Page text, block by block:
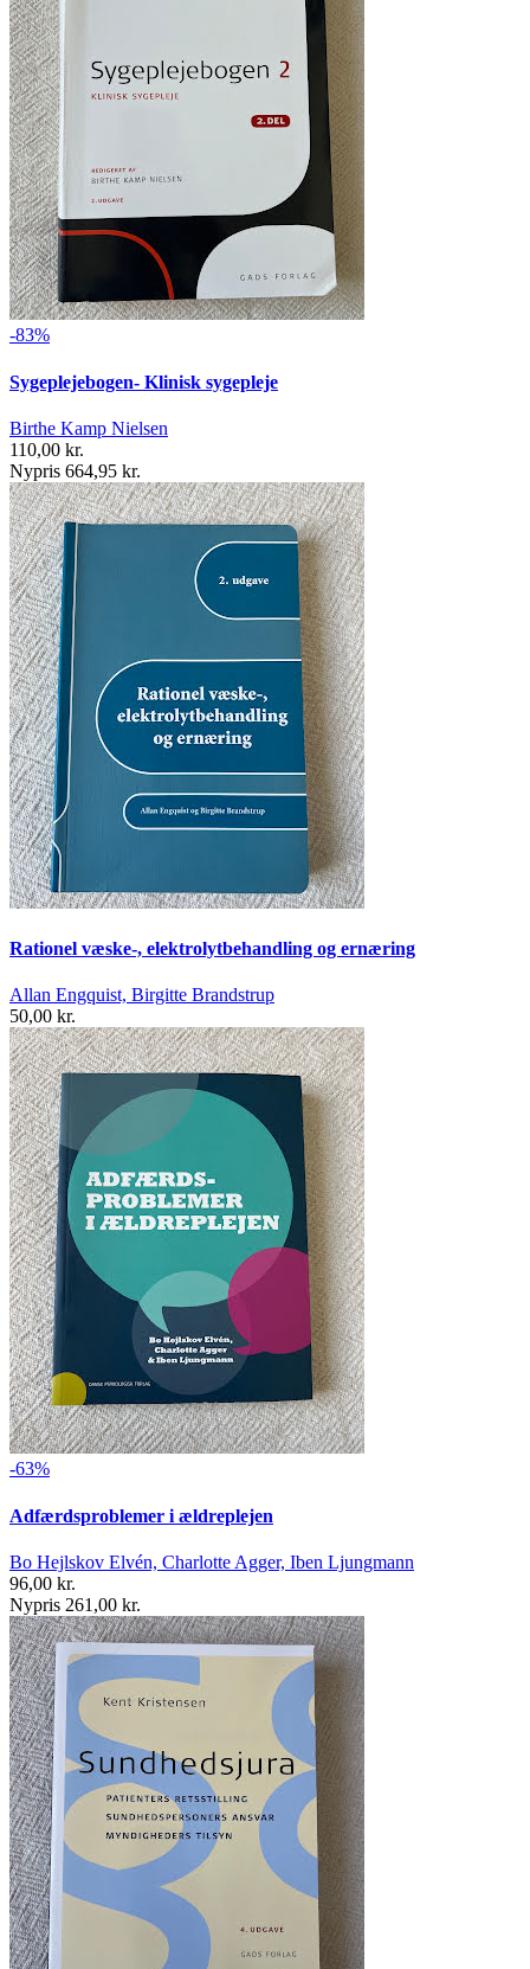
-83%
Sygeplejebogen- Klinisk sygepleje
Birthe Kamp Nielsen
110,00 kr.
Nypris 664,95 kr.
Rationel væske-, elektrolytbehandling og ernæring
Allan Engquist, Birgitte Brandstrup
50,00 kr.
-63%
Adfærdsproblemer i ældreplejen
Bo Hejlskov Elvén, Charlotte Agger, Iben Ljungmann
96,00 kr.
Nypris 261,00 kr.